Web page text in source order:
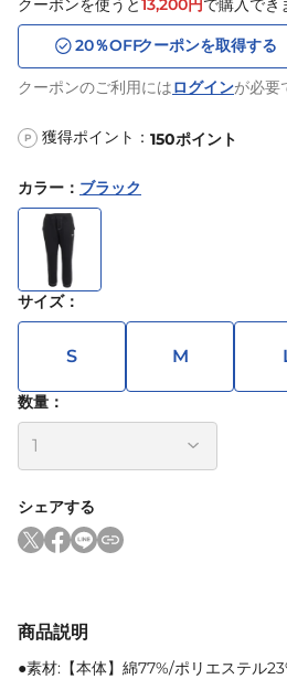
クーポンを使うと13,200円で購入でき
20％OFFクーポンを取得する
クーポンのご利用にはログインが必要
P 獲得ポイント： 150ポイント
カラー ： ブラック
サイズ：
S M
数量：
シェアする
商品説明
●素材:【本体】綿77%/ポリエステル